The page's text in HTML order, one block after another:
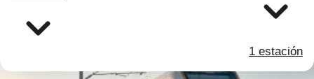
1 estación